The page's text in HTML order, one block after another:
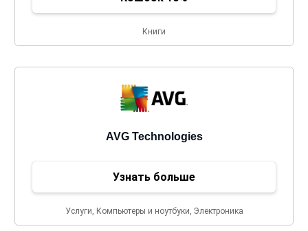
Книги
AVG Technologies
Узнать больше
Услуги, Компьютеры и ноутбуки, Электроника